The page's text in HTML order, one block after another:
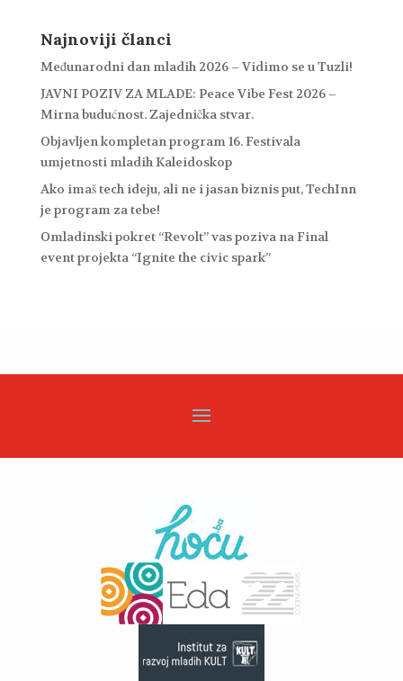
Najnoviji članci
Međunarodni dan mladih 2026 – Vidimo se u Tuzli!
JAVNI POZIV ZA MLADE: Peace Vibe Fest 2026 –
Mirna budućnost. Zajednička stvar.
Objavljen kompletan program 16. Festivala
umjetnosti mladih Kaleidoskop
Ako imaš tech ideju, ali ne i jasan biznis put, TechInn
je program za tebe!
Omladinski pokret “Revolt” vas poziva na Final
event projekta “Ignite the civic spark”